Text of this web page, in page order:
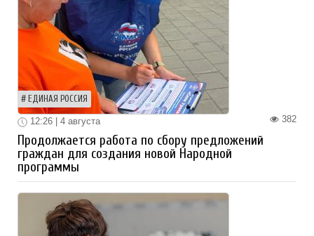
ЕДИНАЯ РОССИЯ
382
12:26 | 4 августа
Продолжается работа по сбору предложений
граждан для создания новой Народной
программы